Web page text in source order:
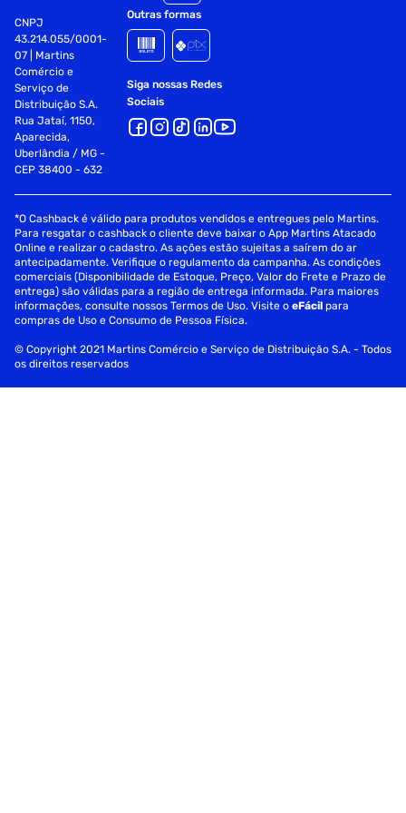
CNPJ
43.214.055/0001-
07 | Martins
Comércio e
Serviço de
Distribuição S.A.
Rua Jataí, 1150,
Aparecida,
Uberlândia / MG -
CEP 38400 - 632
Outras formas
Siga nossas Redes
Sociais
*O Cashback é válido para produtos vendidos e entregues pelo Martins.
Para resgatar o cashback o cliente deve baixar o App Martins Atacado
Online e realizar o cadastro. As ações estão sujeitas a saírem do ar
antecipadamente. Verifique o regulamento da campanha. As condições
comerciais (Disponibilidade de Estoque, Preço, Valor do Frete e Prazo de
entrega) são válidas para a região de entrega informada. Para maiores
informações, consulte nossos Termos de Uso. Visite oeFácil para
compras de Uso e Consumo de Pessoa Física.
© Copyright 2021 Martins Comércio e Serviço de Distribuição S.A. - Todos
os direitos reservados